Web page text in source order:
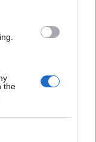
the
W przekazie
wojennego
życia, założyć
których
„zdjęli z
gdy trwała